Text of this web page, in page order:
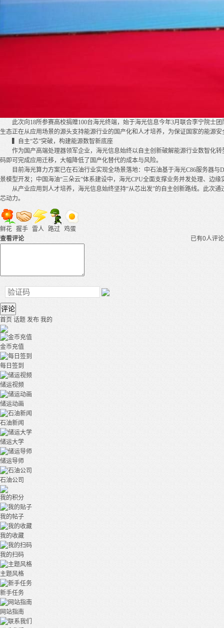
此次向18所参赛高校捐赠100台海光终端，始于海光信息今年3月联合李宁院士
生态正在从应用场景的源头支持能源行业的国产化和人才培养，为保证国家的能源安
▍自主“芯”突破，构建能源数智新底座
作为国产高端处理器领军企业，海光信息始终以自主创新破解能源行业数智化
码即可完成应用迁移，大幅降低了国产化替代的成本与风险。
目前海光算力方案已在石油行业实现全场景落地：中石油基于海光C86服务器
景模型开发；中国海油“三朵云”体系建设中，海光CPU全面支撑业务并发处理、边
从产业应用到人才培养，海光信息始终坚持“从芯出发”的自主创新路线。此次
芯动力。
鲜花 握手 雷人 路过 鸡蛋
已有0人评论
查看评论
评论
首页 话题 发布 我的
金币充值
每日签到
储运视频
储运动画
石油新闻
储运大学
储运导师
石油公司
我的积分
我的帖子
我的收藏
我的扫码
主题风格
新手任务
网站指南